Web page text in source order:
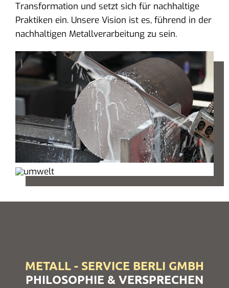
Transformation und setzt sich für nachhaltige
Praktiken ein. Unsere Vision ist es, führend in der
nachhaltigen Metallverarbeitung zu sein.
METALL - SERVICE BERLI GMBH
PHILOSOPHIE & VERSPRECHEN